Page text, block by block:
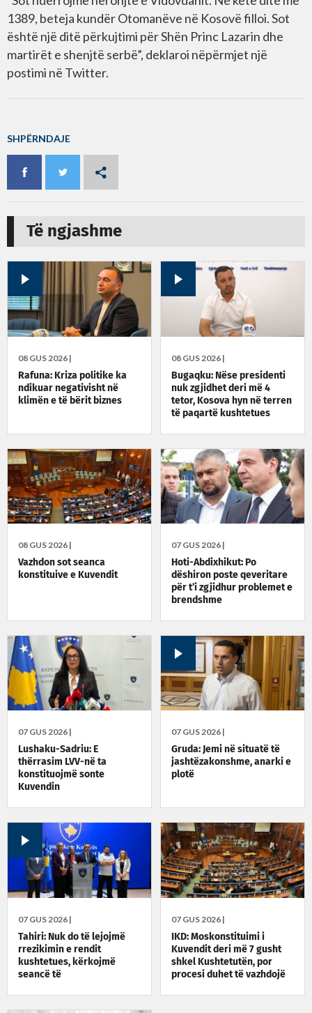
1389, beteja kundër Otomanëve në Kosovë filloi. Sot
është një ditë përkujtimi për Shën Princ Lazarin dhe
martirët e shenjtë serbë”, deklaroi nëpërmjet një
postimi në Twitter.
SHPËRNDAJE
Të ngjashme
08 GUS 2026 |
Rafuna: Kriza politike ka
ndikuar negativisht në
klimën e të bërit biznes
08 GUS 2026 |
Bugaqku: Nëse presidenti
nuk zgjidhet deri më 4
tetor, Kosova hyn në terren
të paqartë kushtetues
08 GUS 2026 |
Vazhdon sot seanca
konstituive e Kuvendit
07 GUS 2026 |
Hoti-Abdixhikut: Po
dëshiron poste qeveritare
për t’i zgjidhur problemet e
brendshme
07 GUS 2026 |
Lushaku-Sadriu: E
thërrasim LVV-në ta
konstituojmë sonte
Kuvendin
07 GUS 2026 |
Gruda: Jemi në situatë të
jashtëzakonshme, anarki e
plotë
07 GUS 2026 |
Tahiri: Nuk do të lejojmë
rrezikimin e rendit
kushtetues, kërkojmë
seancë të
07 GUS 2026 |
IKD: Moskonstituimi i
Kuvendit deri më 7 gusht
shkel Kushtetutën, por
procesi duhet të vazhdojë